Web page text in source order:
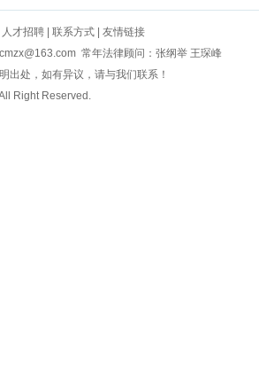
人才招聘 联系方式
友情链接
常年法律顾问：张纲举 王琛峰
出处，如有异议，请与我们联系！
Right Reserved.